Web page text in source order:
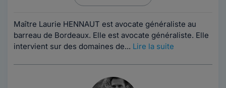
Maître Laurie HENNAUT est avocate généraliste au
barreau de Bordeaux. Elle est avocate généraliste. Elle
intervient sur des domaines de... Lire la suite